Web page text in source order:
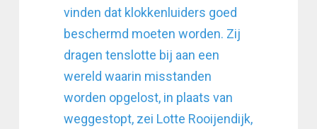
vinden dat klokkenluiders goed
beschermd moeten worden. Zij
dragen tenslotte bij aan een
wereld waarin misstanden
worden opgelost, in plaats van
weggestopt, zei Lotte Rooijendijk,